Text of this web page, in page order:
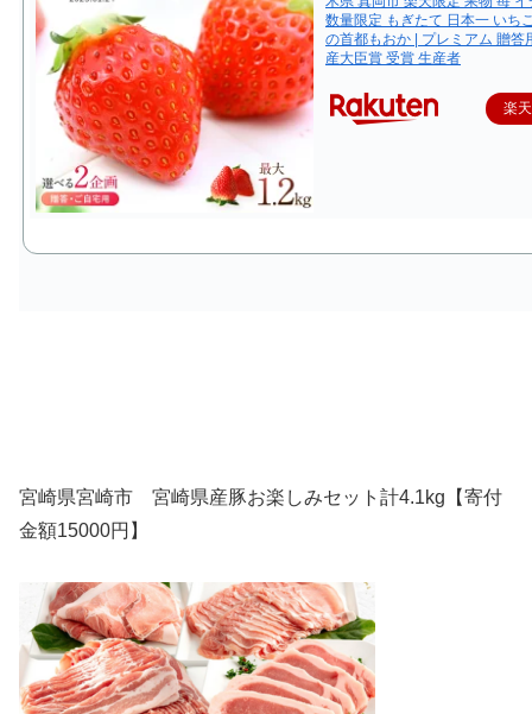
数量限定 もぎたて 日本一 いち
の首都もおか | プレミアム 贈答
産大臣賞 受賞 生産者
楽
宮崎県宮崎市 宮崎県産豚お楽しみセット計4.1kg【寄付
金額15000円】